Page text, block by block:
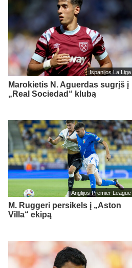
Ispanijos La Liga
Marokietis N. Aguerdas sugrįš į
„Real Sociedad“ klubą
Anglijos Premier League
M. Ruggeri persikels į „Aston
Villa“ ekipą